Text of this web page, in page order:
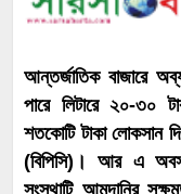
আন্তর্জাতিক বাজারে
পারে লিটারে ২০-৩০
শতকোটি টাকা লোকসান
(বিপিসি)। আর এ
সংস্থাটি আমদানির